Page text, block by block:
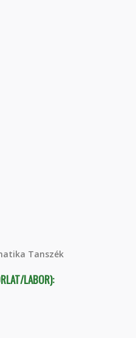
Tanszék
LABOR):